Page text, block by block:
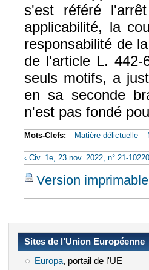
s'est référé
applicabilité, la
responsabilité de
de l'article L.
seuls motifs, a
en sa seconde
n'est pas fondé
Mots-Clefs: Matière délictuelle
‹ Civ. 1e, 23 nov. 2022, n° 21-10220
Version imprimable
Sites de l’Union Européenne
Europa(le lien est externe)
, portail de l'UE